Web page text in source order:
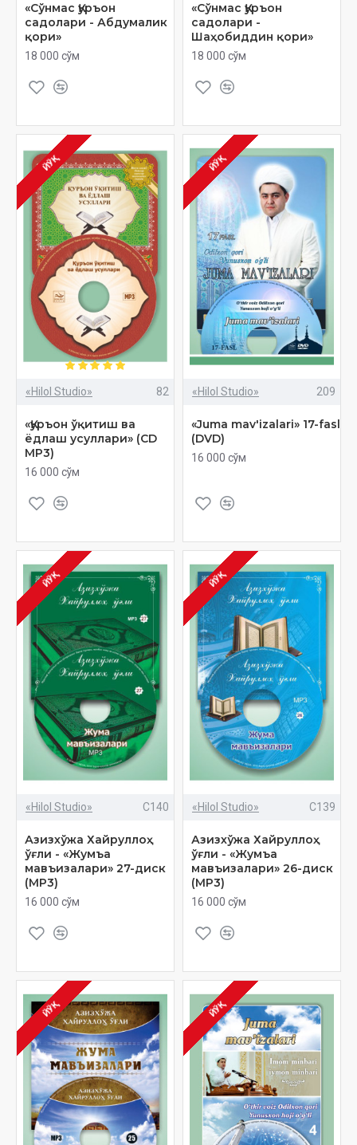
«Сўнмас Қуръон
садолари - Абдумалик
қори»
18 000 сўм
«Сўнмас Қуръон
садолари -
Шаҳобиддин қори»
18 000 сўм
ЙЎҚ
«Hilol Studio» 82
«Қуръон ўқитиш ва
ёдлаш усуллари» (CD
MP3)
16 000 сўм
ЙЎҚ
«Hilol Studio» 209
«Juma mav'izalari» 17-fasl
(DVD)
16 000 сўм
ЙЎҚ
«Hilol Studio» C140
Азизхўжа Хайруллоҳ
ўғли - «Жумъа
мавъизалари» 27-диск
(МР3)
16 000 сўм
ЙЎҚ
«Hilol Studio» C139
Азизхўжа Хайруллоҳ
ўғли - «Жумъа
мавъизалари» 26-диск
(МР3)
16 000 сўм
ЙЎҚ ЙЎҚ